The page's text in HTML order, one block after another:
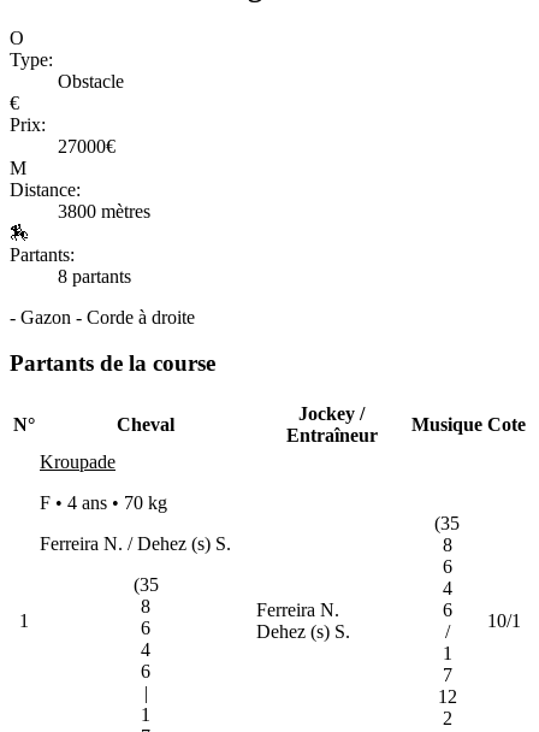
O
Type:
Obstacle
€
Prix:
27000€
M
Distance:
3800 mètres
🏇
Partants:
8 partants
- Gazon - Corde à droite
Partants de la course
N° Cheval
Jockey /
Entraîneur
Musique Cote
1
Kroupade
F • 4 ans • 70 kg
Ferreira N. / Dehez (s) S.
(35
8
6
4
6
|
1
Ferreira N.
Dehez (s) S.
(35
8
6
4
6
/
1
7
12
2
10/1